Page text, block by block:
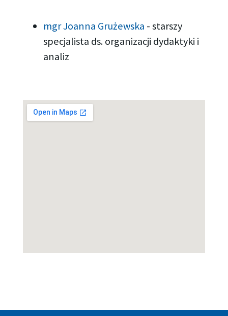
mgr Joanna Grużewska -starszy
specjalista ds. organizacji dydaktyki i
analiz